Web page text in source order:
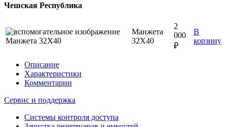
Чешская Республика
Манжета
32X40
2
000
₽
В
корзину
Описание
Характеристики
Комментарии
Сервис и поддержка
Системы контроля доступа